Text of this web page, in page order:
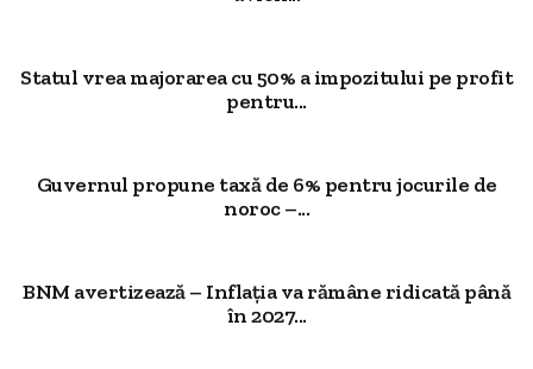
Statul vrea majorarea cu 50% a impozitului pe profit
pentru...
Guvernul propune taxă de 6% pentru jocurile de
noroc –...
BNM avertizează – Inflația va rămâne ridicată până
în 2027...